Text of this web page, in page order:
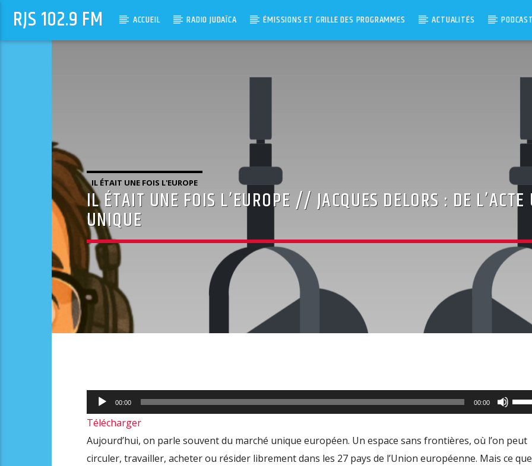
RJS 102.9 FM ACCUEIL RADIO JUDAÏCA ÉMISSIONS ET GRILLE DES PROGRAMMES ACTUALITÉS
IL ÉTAIT UNE FOIS L'EUROPE
IL ÉTAIT UNE FOIS L’EUROPE // JACQUES DELORS : DE
UNIQUE
Lecteur
audio
00:00 00:00
les
Télécharger
Aujourd’hui, on parle souvent du marché unique européen. Un espace sans frontières, où l’on peut
circuler, travailler, acheter ou résider librement dans les 27 pays de l’Union européenne. Mais ce que